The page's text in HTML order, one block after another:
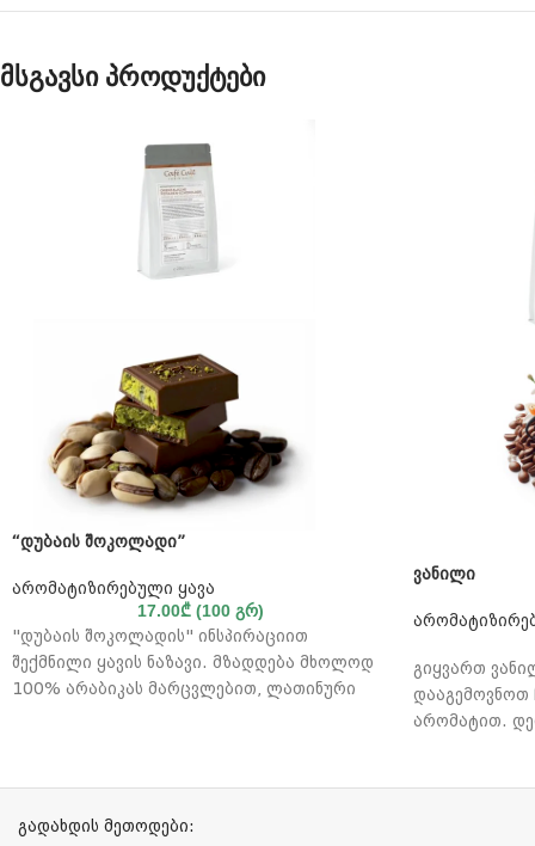
მსგავსი პროდუქტები
“დუბაის შოკოლადი”
არომატიზირებული ყავა
17.00₾ (100 გრ)
"დუბაის შოკოლადის" ინსპირაციით
შექმნილი ყავის ნაზავი. მზადდება მხოლოდ
100% არაბიკას მარცვლებით, ლათინური
ვანილი
გიყვართ
დააგემოვნოთ
არომატით.
გადახდის მეთოდები: